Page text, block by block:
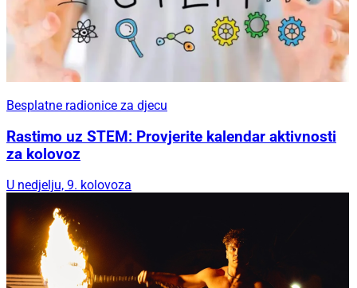
Besplatne radionice za djecu
Rastimo uz STEM: Provjerite kalendar aktivnosti
za kolovoz
U nedjelju, 9. kolovoza